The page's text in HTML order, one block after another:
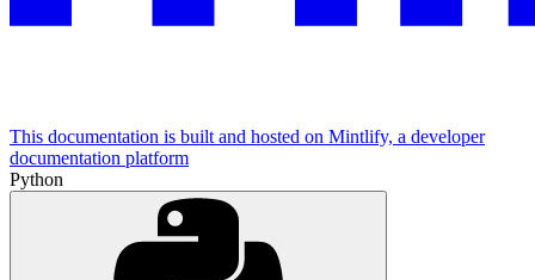
This documentation is built and hosted on Mintlify, a developer
documentation platform
Python